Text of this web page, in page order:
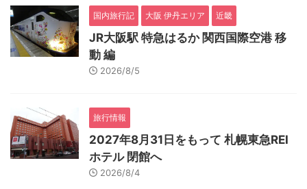
国内旅行記 大阪 伊丹エリア 近畿
JR大阪駅 特急はるか 関西国際空港 移
動 編
2026/8/5
旅行情報
2027年8月31日をもって 札幌東急REI
ホテル 閉館へ
2026/8/4